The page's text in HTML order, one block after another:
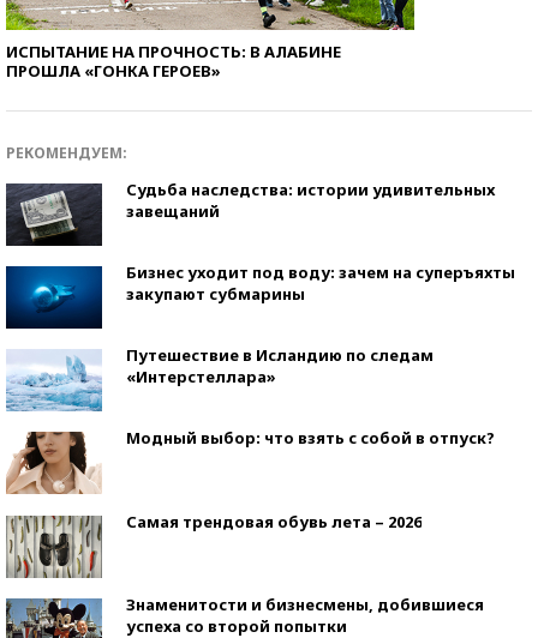
ИСПЫТАНИЕ НА ПРОЧНОСТЬ: В АЛАБИНЕ
ПРОШЛА «ГОНКА ГЕРОЕВ»
РЕКОМЕНДУЕМ:
Судьба наследства: истории удивительных
завещаний
Бизнес уходит под воду: зачем на суперъяхты
закупают субмарины
Путешествие в Исландию по следам
«Интерстеллара»
Модный выбор: что взять с собой в отпуск?
Самая трендовая обувь лета – 2026
Знаменитости и бизнесмены, добившиеся
успеха со второй попытки